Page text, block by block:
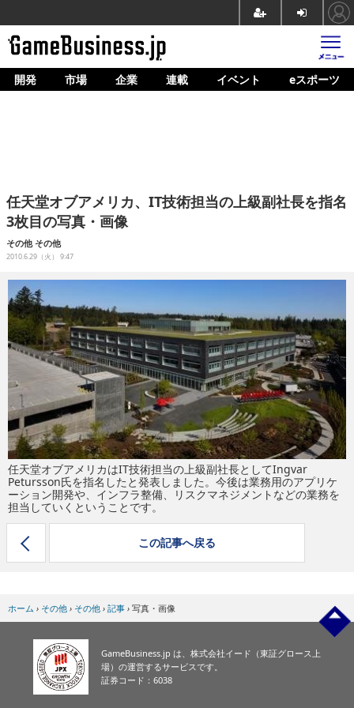
ホーム
企業動向
人材育成
連載
イベント/セミナー
eスポーツ
開発 市場 企業 連載 イベント eスポーツ
任天堂オブアメリカ、IT技術担当の上級副社長を指名
3枚目の写真・画像
その他 その他
2010.6.29（火） 9:47
任天堂オブアメリカはIT技術担当の上級副社長としてIngvar
Petursson氏を指名したと発表しました。今後は業務用のアプリケ
ーション開発や、インフラ整備、リスクマネジメントなどの業務を
担当していくということです。
この記事へ戻る
ホーム › その他 › その他 › 記事 › 写真・画像
GameBusiness.jp は、株式会社イード（東証グロース上
場）の運営するサービスです。
証券コード：6038